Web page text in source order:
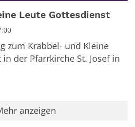
Leute Gottesdienst
zum Krabbel- und Kleine
der Pfarrkirche St. Josef in
anzeigen